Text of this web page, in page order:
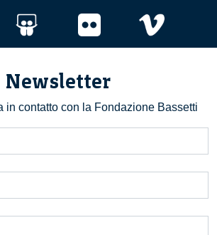
Newsletter
in contatto con la Fondazione Bassetti